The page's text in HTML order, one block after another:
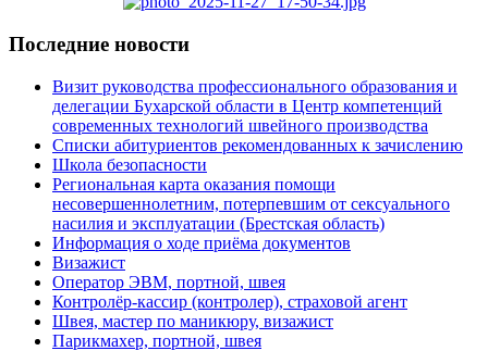
Последние новости
Визит руководства профессионального образования и
делегации Бухарской области в Центр компетенций
современных технологий швейного производства
Списки абитуриентов рекомендованных к зачислению
Школа безопасности
Региональная карта оказания помощи
несовершеннолетним, потерпевшим от сексуального
насилия и эксплуатации (Брестская область)
Информация о ходе приёма документов
Визажист
Оператор ЭВМ, портной, швея
Контролёр-кассир (контролер), страховой агент
Швея, мастер по маникюру, визажист
Парикмахер, портной, швея